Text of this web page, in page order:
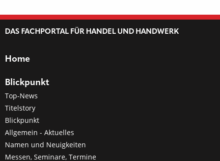
DAS FACHPORTAL FÜR HANDEL UND HANDWERK
Home
Blickpunkt
Top-News
Titelstory
Blickpunkt
Allgemein - Aktuelles
Namen und Neuigkeiten
Messen, Seminare, Termine